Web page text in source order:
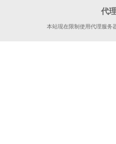
代
本站现在限制使用代理服务